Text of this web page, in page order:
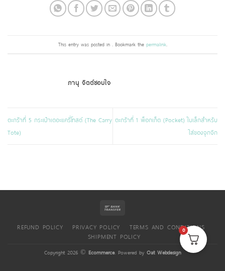
This entry was posted in . Bookmark the permalink.
ภานุ จิตต์ชอบใจ
ตะกร้าที่ 5 กระเป๋าเดอะแครี่โทสต์ (The Carry
Tote)
ตะกร้าที่ 1 พ็อกเก็ต (Pocket) ใบเล็กสำหรับ
ใส่ของจุกจิก
REFUND POLICY PRIVACY POLICY
TERMS AND CONDITIONS
SHIPMENT POLICY
Copyright 2026 © Ecommerce. Powered by Oat Webdesign
0